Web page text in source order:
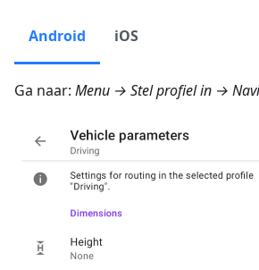
Android iOS
Ga naar: Menu → Stel profiel in →